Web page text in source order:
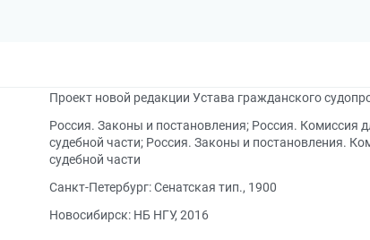
Проект новой редакции Устава гражданского
Россия. Законы и постановления; Россия. Комиссия
судебной части; Россия. Законы и постановления.
судебной части
Санкт-Петербург: Сенатская тип., 1900
Новосибирск: НБ НГУ, 2016